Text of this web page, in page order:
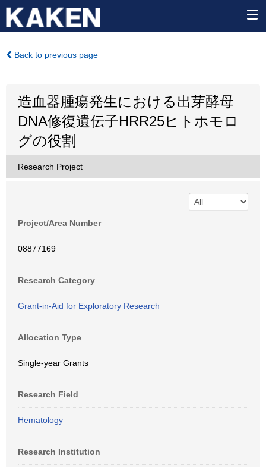
Back to previous page
造血器腫瘍発生における出芽酵母
DNA修復遺伝子HRR25ヒトホモロ
グの役割
Research Project
Project/Area Number
08877169
Research Category
Grant-in-Aid for Exploratory Research
Allocation Type
Single-year Grants
Research Field
Hematology
Research Institution